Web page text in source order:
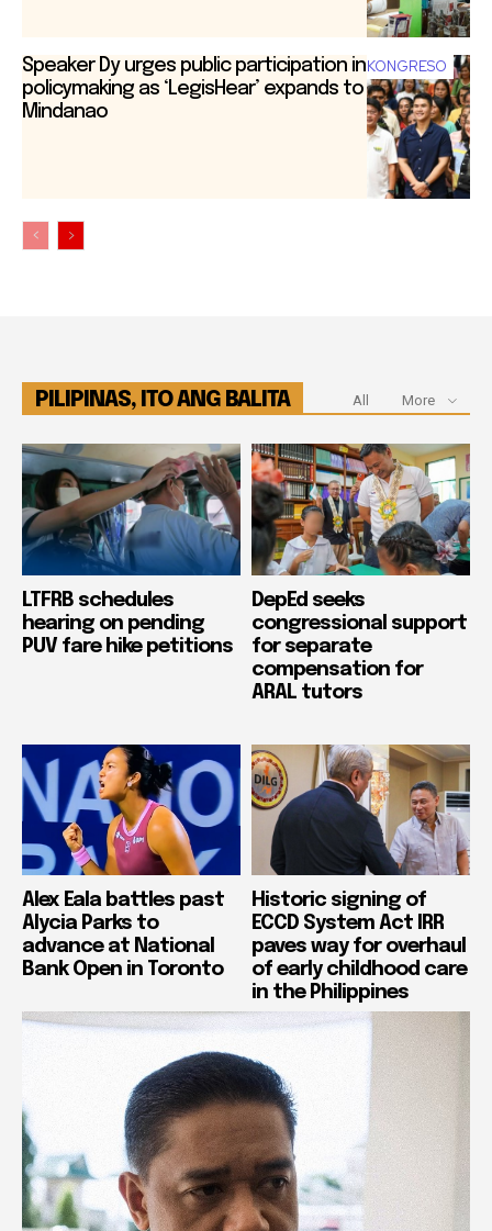
KONGRESO
Speaker Dy urges public participation in
policymaking as ‘LegisHear’ expands to
Mindanao
PILIPINAS, ITO ANG BALITA All More
LTFRB schedules
hearing on pending
PUV fare hike petitions
DepEd seeks
congressional support
for separate
compensation for
ARAL tutors
Alex Eala battles past
Alycia Parks to
advance at National
Bank Open in Toronto
Historic signing of
ECCD System Act IRR
paves way for overhaul
of early childhood care
in the Philippines